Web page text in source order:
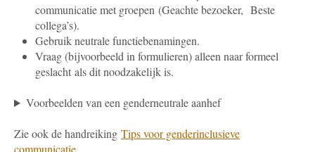
communicatie met groepen (Geachte bezoeker, Beste
collega’s).
Gebruik neutrale functiebenamingen.
Vraag (bijvoorbeeld in formulieren) alleen naar formeel
geslacht als dit noodzakelijk is.
Voorbeelden van een genderneutrale aanhef
Zie ook de handreiking Tips voor genderinclusieve
communicatie